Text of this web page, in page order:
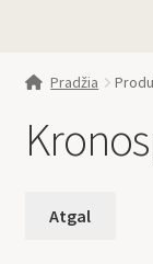
Profilis
Pradžia